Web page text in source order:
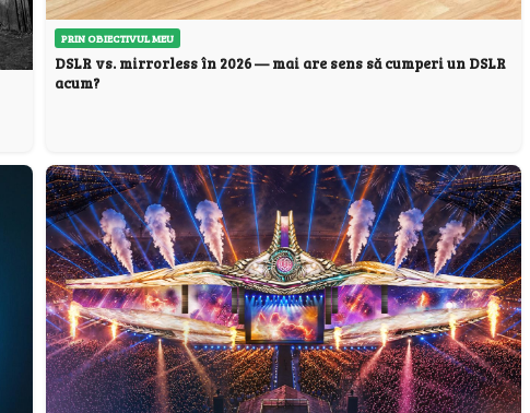
PRIN OBIECTIVUL MEU
DSLR vs. mirrorless în 2026 — mai are sens să cumperi un DSLR
acum?